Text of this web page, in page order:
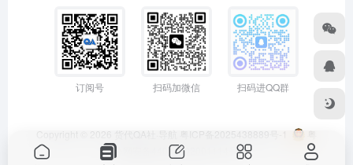
订阅号 扫码加微信 扫码进QQ群
Copyright © 2026 货代QA社·导航 粤ICP备2025438889号-1
粤
公网安备44011402001114号